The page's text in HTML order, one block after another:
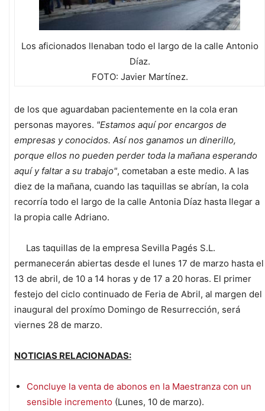
Los aficionados llenaban todo el largo de la calle Antonio
Díaz.
FOTO: Javier Martínez.
de los que aguardaban pacientemente en la cola eran
personas mayores. "Estamos aquí por encargos de
empresas y conocidos. Así nos ganamos un dinerillo,
porque ellos no pueden perder toda la mañana esperando
aquí y faltar a su trabajo", cometaban a este medio. A las
diez de la mañana, cuando las taquillas se abrían, la cola
recorría todo el largo de la calle Antonia Díaz hasta llegar a
la propia calle Adriano.
Las taquillas de la empresa Sevilla Pagés S.L.
permanecerán abiertas desde el lunes 17 de marzo hasta el
13 de abril, de 10 a 14 horas y de 17 a 20 horas. El primer
festejo del ciclo continuado de Feria de Abril, al margen del
inaugural del proxímo Domingo de Resurrección, será
viernes 28 de marzo.
NOTICIAS RELACIONADAS:
Concluye la venta de abonos en la Maestranza con un
sensible incremento (Lunes, 10 de marzo).